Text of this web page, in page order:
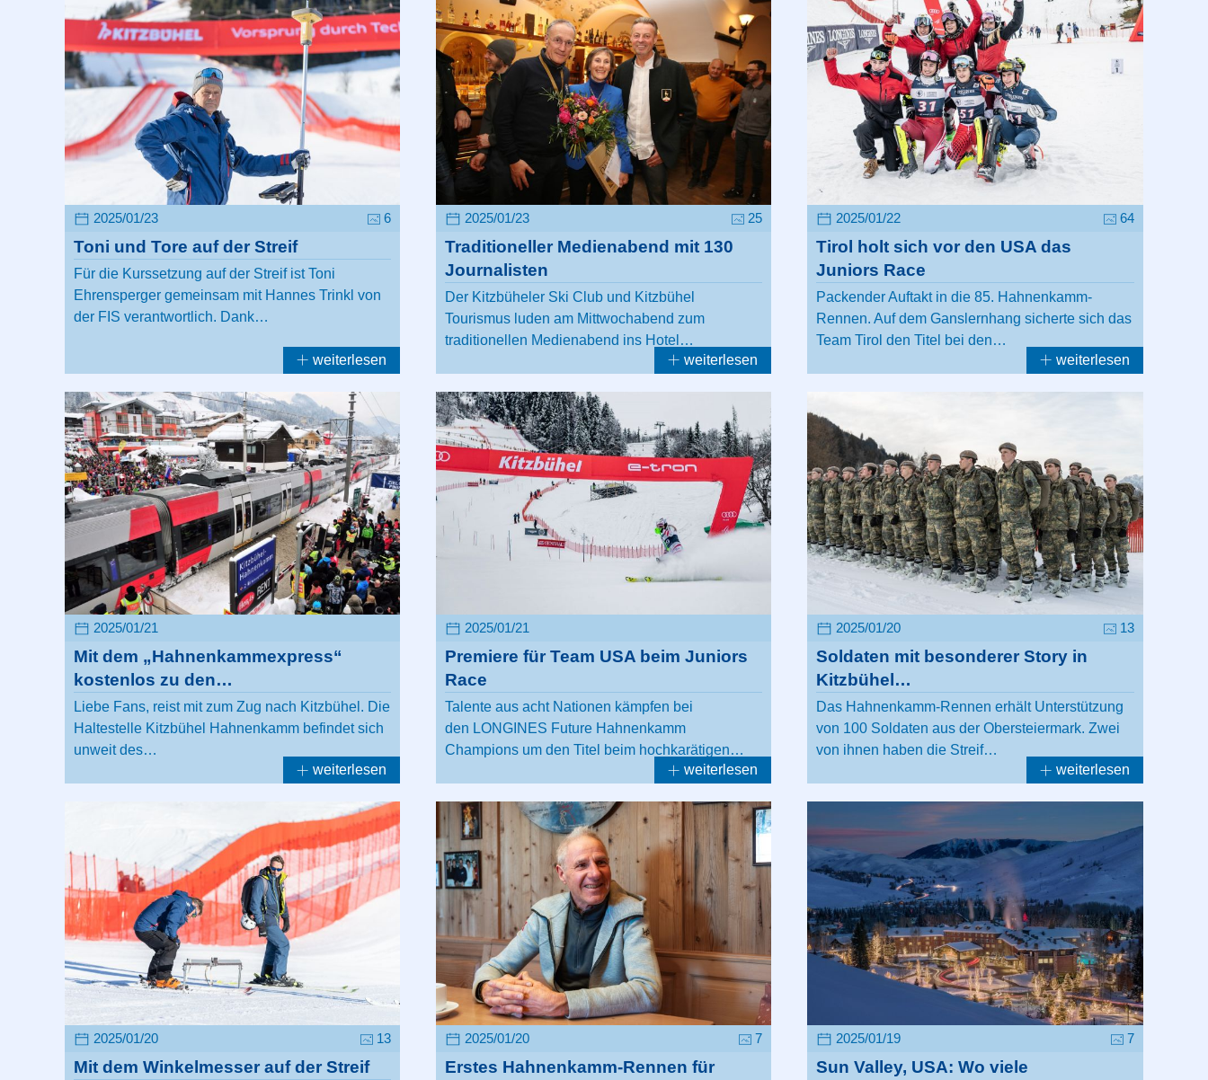
2025/01/23 6
Toni und Tore auf der Streif
Für die Kurssetzung auf der Streif ist Toni
Ehrensperger gemeinsam mit Hannes Trinkl von
der FIS verantwortlich. Dank…
weiterlesen
2025/01/23 25
Traditioneller Medienabend mit 130
Journalisten
Der Kitzbüheler Ski Club und Kitzbühel
Tourismus luden am Mittwochabend zum
traditionellen Medienabend ins Hotel…
weiterlesen
2025/01/22 64
Tirol holt sich vor den USA das
Juniors Race
Packender Auftakt in die 85. Hahnenkamm-
Rennen. Auf dem Ganslernhang sicherte sich das
Team Tirol den Titel bei den…
weiterlesen
2025/01/21
Mit dem „Hahnenkammexpress“
kostenlos zu den…
Liebe Fans, reist mit zum Zug nach Kitzbühel. Die
Haltestelle Kitzbühel Hahnenkamm befindet sich
unweit des…
weiterlesen
2025/01/21
Premiere für Team USA beim Juniors
Race
Talente aus acht Nationen kämpfen bei
den LONGINES Future Hahnenkamm
Champions um den Titel beim hochkarätigen…
weiterlesen
2025/01/20 13
Soldaten mit besonderer Story in
Kitzbühel…
Das Hahnenkamm-Rennen erhält Unterstützung
von 100 Soldaten aus der Obersteiermark. Zwei
von ihnen haben die Streif…
weiterlesen
2025/01/20 13
Mit dem Winkelmesser auf der Streif
2025/01/20 7
Erstes Hahnenkamm-Rennen für
2025/01/19 7
Sun Valley, USA: Wo viele